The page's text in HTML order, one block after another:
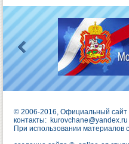
© 2006-2016, Официальный сайт
контакты: kurovchane@yandex.ru
При использовании материалов